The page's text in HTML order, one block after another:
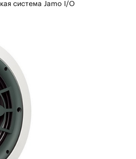
система Jamo I/O